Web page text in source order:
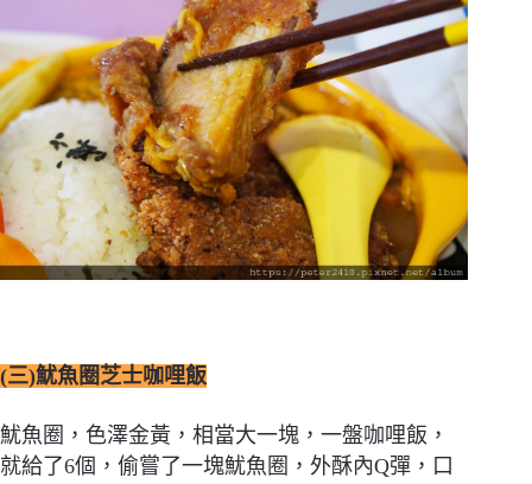
(三)魷魚圈芝士咖哩飯
魷魚圈，色澤金黃，相當大一塊，一盤咖哩飯，
就給了6個，偷嘗了一塊魷魚圈，外酥內Q彈，口